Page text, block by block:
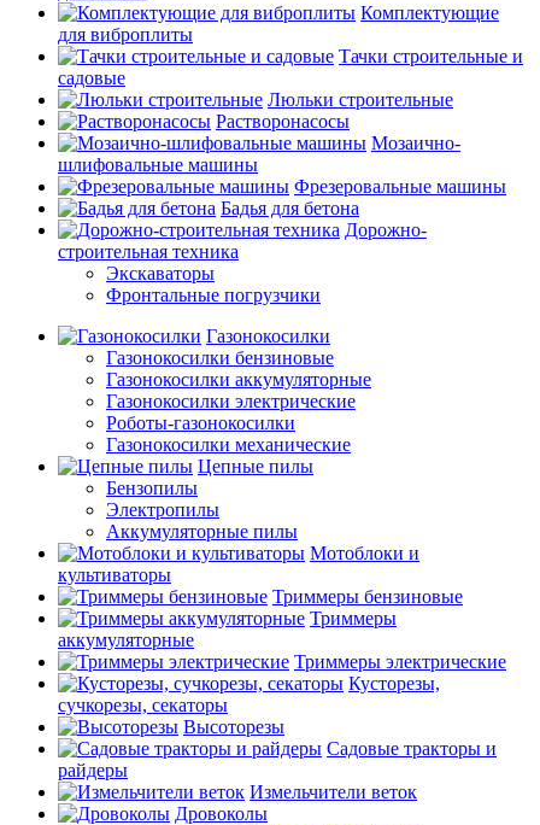
Комплектующие
для виброплиты
Тачки строительные и
садовые
Люльки строительные
Растворонасосы
Мозаично-
шлифовальные машины
Фрезеровальные машины
Бадья для бетона
Дорожно-
строительная техника
Экскаваторы
Фронтальные погрузчики
Газонокосилки
Газонокосилки бензиновые
Газонокосилки аккумуляторные
Газонокосилки электрические
Роботы-газонокосилки
Газонокосилки механические
Цепные пилы
Бензопилы
Электропилы
Аккумуляторные пилы
Мотоблоки и
культиваторы
Триммеры бензиновые
Триммеры
аккумуляторные
Триммеры электрические
Кусторезы,
сучкорезы, секаторы
Высоторезы
Садовые тракторы и
райдеры
Измельчители веток
Дровоколы